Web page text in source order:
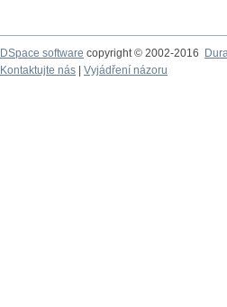
DSpace software copyright © 2002-2016
Kontaktujte nás
Vyjádření názoru